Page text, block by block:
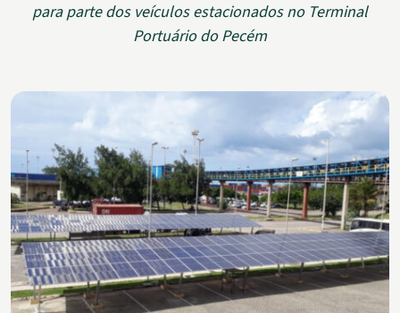
para parte dos veículos estacionados no Terminal
Portuário do Pecém